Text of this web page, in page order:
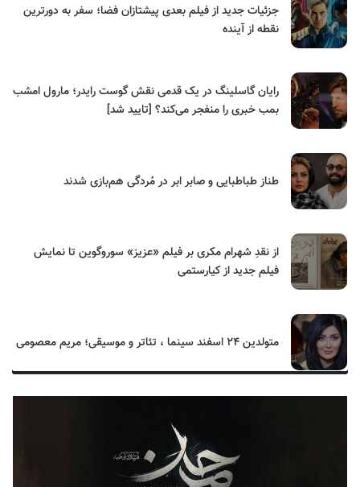
جزئیات جدید از فیلم بعدی پیشتازان فضا؛ سفر به دورترین
نقطه از آینده
رایان گاسلینگ در یک قدمی نقش گوست رایدر؛ مارول امشب
بمب خبری را منفجر می‌کند؟ [تایید شد]
طناز طباطبایی و صابر ابر در مُردگی هم‌بازی شدند
از نقدِ شهرام مکری بر فیلم «عزیز» سوروگوین تا نمایش
فیلم جدید از کیارستمی
متولدین ۲۴ اسفند سینما ، تئاتر و موسیقی؛ مریم معصومی